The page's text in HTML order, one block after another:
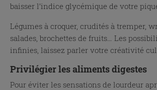
baisser l’indice glycémique de votre
Légumes à croquer, crudités à tremper,
salades, brochettes de fruits… Les
infinies, laissez parler votre créativité
Privilégier les aliments digestes
Pour éviter les sensations de lourdeur